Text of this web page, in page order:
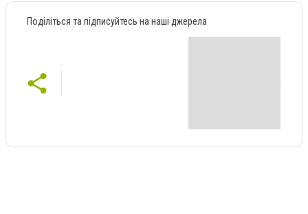
Поділіться та підписуйтесь на наші джерела